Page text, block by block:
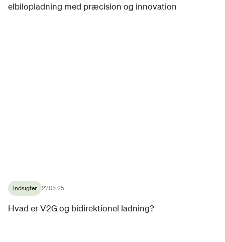
elbilopladning med præcision og innovation
Indsigter 27.05.25
Hvad er V2G og bidirektionel ladning?